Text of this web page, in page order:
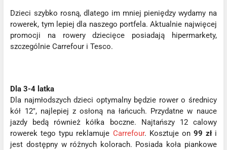
Dzieci szybko rosną, dlatego im mniej pieniędzy wydamy na
rowerek, tym lepiej dla naszego portfela. Aktualnie najwięcej
promocji na rowery dziecięce posiadają hipermarkety,
szczególnie Carrefour i Tesco.
Dla 3-4 latka
Dla najmłodszych dzieci optymalny będzie rower o średnicy
kół 12", najlepiej z osłoną na łańcuch. Przydatne w nauce
jazdy bedą również kółka boczne. Najtańszy 12 calowy
rowerek tego typu reklamuje Carrefour. Kosztuje on 99 złi
jest dostępny w różnych kolorach. Posiada koła piankowe